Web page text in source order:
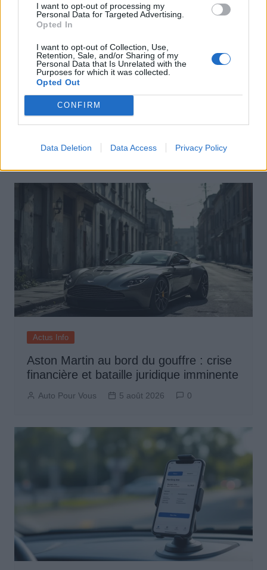
I want to opt-out of processing my
Personal Data for Targeted Advertising.
Opted In
I want to opt-out of Collection, Use,
Retention, Sale, and/or Sharing of my
Personal Data that Is Unrelated with the
Purposes for which it was collected.
Opted Out
CONFIRM
Data Deletion Data Access Privacy Policy
Actus Info
Pourquoi le bouton start/stop disparaît
Auto Pour Vous 5 août 2026 0
Actus Info
Aston Martin au bord du gouffre : crise
financière et bataille juridique imminente
Auto Pour Vous 5 août 2026 0